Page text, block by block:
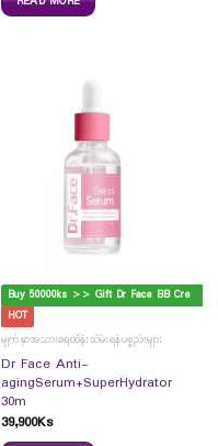
B
uy 50000ks >> Gift Dr Face BB Cream
HOT
မျက်နှာအသားရေထိန်းသိမ်းရန်ပစ္စည်းများ
Dr Face Anti-
agingSerum+SuperHydrator
30m
39,900Ks